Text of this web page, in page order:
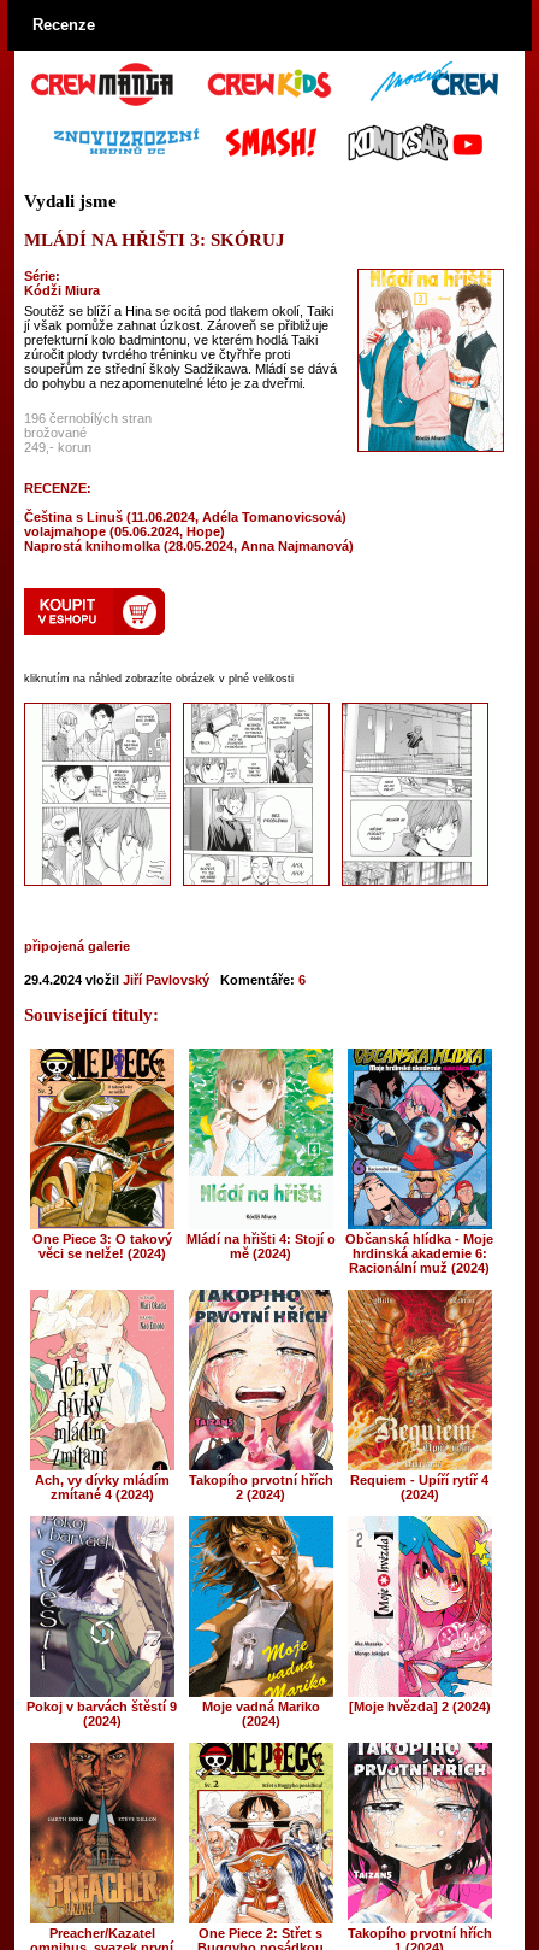
Recenze
Vydali jsme
MLÁDÍ NA HŘIŠTI 3: SKÓRUJ
Série:
Kódži Miura
Soutěž se blíží a Hina se ocitá pod tlakem okolí, Taiki
jí však pomůže zahnat úzkost. Zároveň se přibližuje
prefekturní kolo badmintonu, ve kterém hodlá Taiki
zúročit plody tvrdého tréninku ve čtyřhře proti
soupeřům ze střední školy Sadžikawa. Mládí se dává
do pohybu a nezapomenutelné léto je za dveřmi.
196 černobílých stran
brožované
249,- korun
RECENZE:
Čeština s Linuš (11.06.2024, Adéla Tomanovicsová)
volajmahope (05.06.2024, Hope)
Naprostá knihomolka (28.05.2024, Anna Najmanová)
kliknutím na náhled zobrazíte obrázek v plné velikosti
připojená galerie
29.4.2024vložil Jiří Pavlovský Komentáře: 6
Související tituly:
One Piece 3: O takový
věci se nelže! (2024)
Mládí na hřišti 4: Stojí o
mě (2024)
Občanská hlídka - Moje
hrdinská akademie 6:
Racionální muž (2024)
Ach, vy dívky mládím
zmítané 4 (2024)
Takopího prvotní hřích
2 (2024)
Requiem - Upíří rytíř 4
(2024)
Pokoj v barvách štěstí 9
(2024)
Moje vadná Mariko
(2024)
[Moje hvězda] 2 (2024)
Preacher/Kazatel
One Piece 2: Střet s
Takopího prvotní hřích